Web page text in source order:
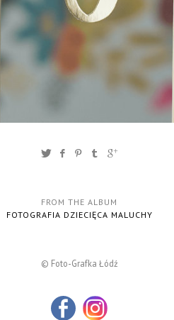
FROM THE ALBUM
FOTOGRAFIA DZIECIĘCA MALUCHY
© Foto-Grafka Łódź